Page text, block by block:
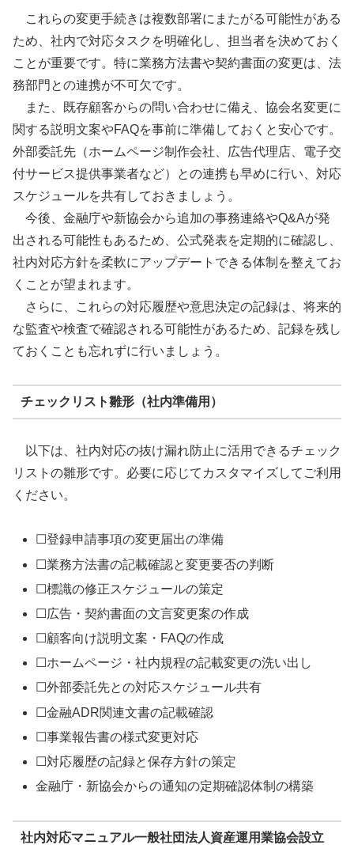
これらの変更手続きは複数部署にまたがる可能性がある
ため、社内で対応タスクを明確化し、担当者を決めておく
ことが重要です。特に業務方法書や契約書面の変更は、法
務部門との連携が不可欠です。
また、既存顧客からの問い合わせに備え、協会名変更に
関する説明文案やFAQを事前に準備しておくと安心です。
外部委託先（ホームページ制作会社、広告代理店、電子交
付サービス提供事業者など）との連携も早めに行い、対応
スケジュールを共有しておきましょう。
今後、金融庁や新協会から追加の事務連絡やQ&Aが発
出される可能性もあるため、公式発表を定期的に確認し、
社内対応方針を柔軟にアップデートできる体制を整えてお
くことが望まれます。
さらに、これらの対応履歴や意思決定の記録は、将来的
な監査や検査で確認される可能性があるため、記録を残し
ておくことも忘れずに行いましょう。
チェックリスト雛形（社内準備用）
以下は、社内対応の抜け漏れ防止に活用できるチェック
リストの雛形です。必要に応じてカスタマイズしてご利用
ください。
☐登録申請事項の変更届出の準備
☐業務方法書の記載確認と変更要否の判断
☐標識の修正スケジュールの策定
☐広告・契約書面の文言変更案の作成
☐顧客向け説明文案・FAQの作成
☐ホームページ・社内規程の記載変更の洗い出し
☐外部委託先との対応スケジュール共有
☐金融ADR関連文書の記載確認
☐事業報告書の様式変更対応
☐対応履歴の記録と保存方針の策定
金融庁・新協会からの通知の定期確認体制の構築
社内対応マニュアル一般社団法人資産運用業協会設立